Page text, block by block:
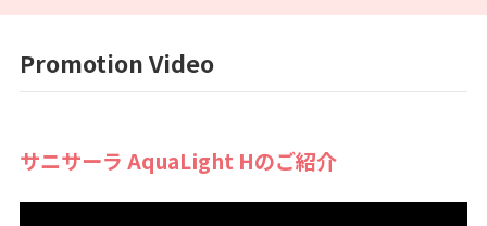
Promotion Video
サニサーラ AquaLight Hのご紹介